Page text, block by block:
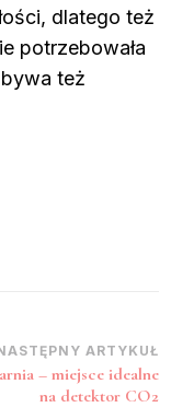
dlatego też
potrzebowała
też
ARTYKUŁ
– miejsce idealne
na detektor CO2